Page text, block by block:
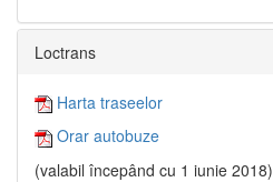
Loctrans
Harta traseelor
Orar autobuze
(valabil începând cu 1 iunie 2018)